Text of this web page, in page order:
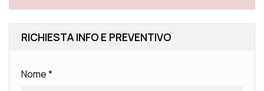
RICHIESTA INFO E PREVENTIVO
Nome*